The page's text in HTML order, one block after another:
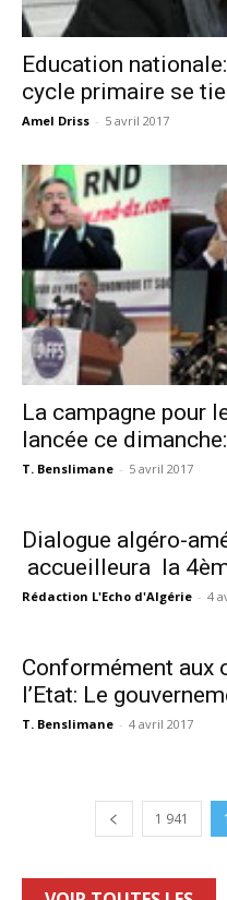
Education
cycle primaire se
Amel Driss - 5 avril 2017
La campagne pour
lancée ce
T. Benslimane - 5 avril 2017
Dialogue algéro-
accueilleura la
Rédaction L'Echo d'Algérie - 4
Conformément aux
l’Etat: Le
T. Benslimane - 4 avril 2017
1 941